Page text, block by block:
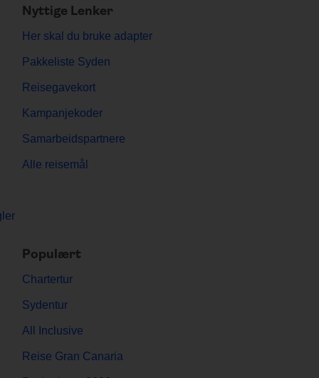
Nyttige Lenker
Her skal du bruke adapter
Pakkeliste Syden
Reisegavekort
Kampanjekoder
Samarbeidspartnere
Alle reisemål
Populært
Chartertur
Sydentur
All Inclusive
Reise Gran Canaria